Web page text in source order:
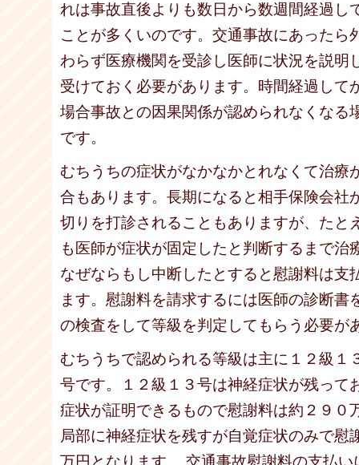
れは事故直後よりも数日から数週間経過し
ことが多くいのです。交通事故にあったら
わらず医療機関を受診し医師に状況を説明
受けておく必要があります。時間経過して
場合事故との因果関係が認められなくなる
です。
むちうちの症状がなかなかとれなくて治療
合もあります。長期になると相手保険会社
切りを打診されることもありますが、たと
も医師が症状が固定したと判断するまで治
なぜならもし中断したとすると慰謝料は支
ます。慰謝料を請求するには医師の診断書
の検査をして等級を判定してもらう必要が
むちうちで認められる等級は主に１２級１
号です。１２級１３号は神経症状が残って
症状が証明できるもので慰謝料は約２９０
局部に神経症状を残すが自覚症状のみで慰
万円となります。 交通事故慰謝料の支払い